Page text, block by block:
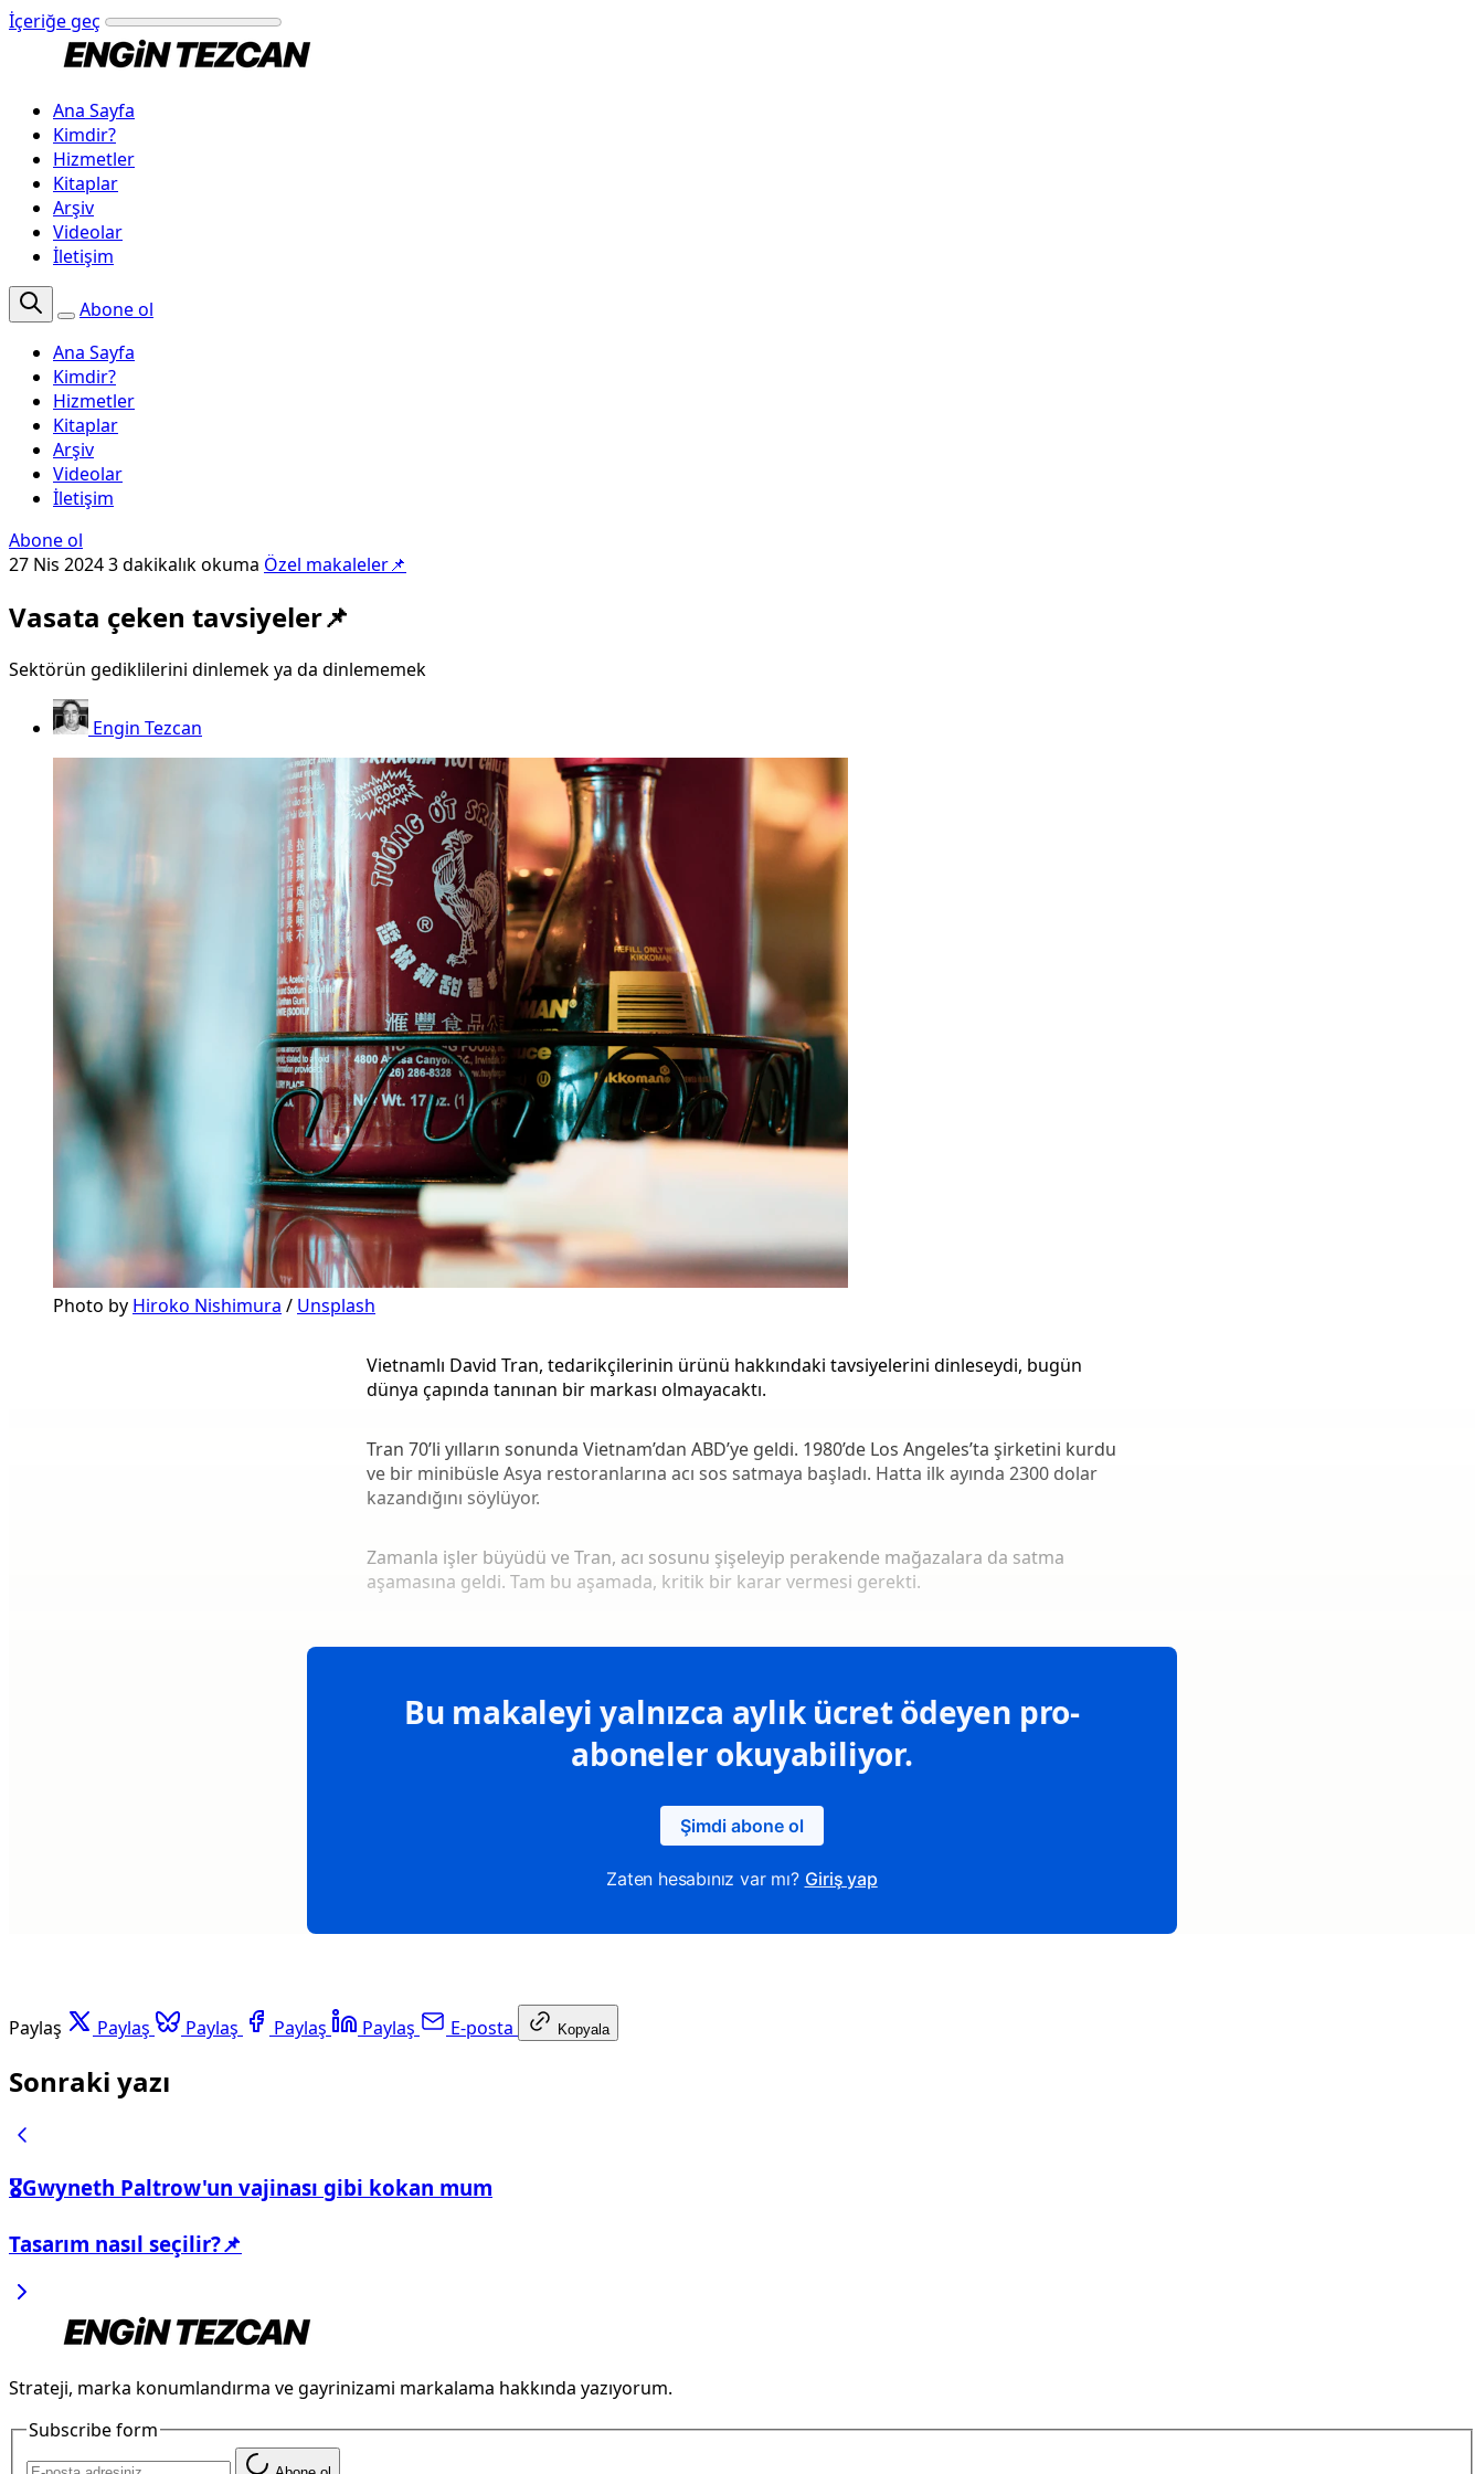
İçeriğe geç
Ana Sayfa
Kimdir?
Hizmetler
Kitaplar
Arşiv
Videolar
İletişim
Abone ol
Ana Sayfa
Kimdir?
Hizmetler
Kitaplar
Arşiv
Videolar
İletişim
Abone ol
27 Nis 20243 dakikalık okuma Özel makaleler📌
Vasata çeken tavsiyeler📌
Sektörün gediklilerini dinlemek ya da dinlememek
Engin Tezcan
Photo by Hiroko Nishimura / Unsplash
Vietnamlı David Tran, tedarikçilerinin ürünü hakkındaki tavsiyelerini dinleseydi, bugün
dünya çapında tanınan bir markası olmayacaktı.
Tran 70’li yılların sonunda Vietnam’dan ABD’ye geldi. 1980’de Los Angeles’ta şirketini kurdu
ve bir minibüsle Asya restoranlarına acı sos satmaya başladı. Hatta ilk ayında 2300 dolar
kazandığını söylüyor.
Zamanla işler büyüdü ve Tran, acı sosunu şişeleyip perakende mağazalara da satma
aşamasına geldi. Tam bu aşamada, kritik bir karar vermesi gerekti.
Bu makaleyi yalnızca aylık ücret ödeyen pro-
aboneler okuyabiliyor.
Şimdi abone ol
Zaten hesabınız var mı? Giriş yap
Paylaş Paylaş Paylaş Paylaş Paylaş E-posta Kopyala
Sonraki yazı
🎖️Gwyneth Paltrow'un vajinası gibi kokan mum
Tasarım nasıl seçilir?📌
Strateji, marka konumlandırma ve gayrinizami markalama hakkında yazıyorum.
Subscribe form